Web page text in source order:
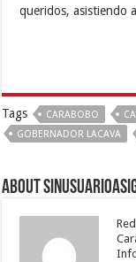
queridos, asistiendo
Tags CARABOBO
GOBERNADOR LACAVA
About